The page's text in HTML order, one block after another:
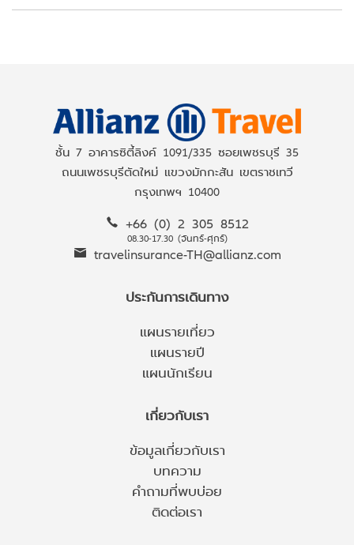
ชั้น 7 อาคารซิตี้ลิงค์ 1091/335 ซอยเพชรบุรี 35
ถนนเพชรบุรีตัดใหม่ แขวงมักกะสัน เขตราชเทวี
กรุงเทพฯ 10400
+66 (0) 2 305 8512
08.30-17.30 (จันทร์-ศุกร์)
travelinsurance-TH@allianz.com
ประกันการเดินทาง
แผนรายเที่ยว
แผนรายปี
แผนนักเรียน
เกี่ยวกับเรา
ข้อมูลเกี่ยวกับเรา
บทความ
คำถามที่พบบ่อย
ติดต่อเรา